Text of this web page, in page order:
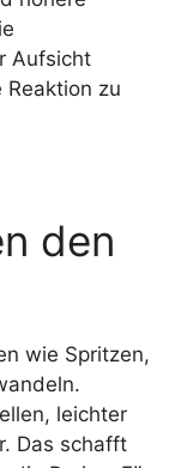
Aufsicht
zu
den
wie Spritzen,
leichter
Das schafft